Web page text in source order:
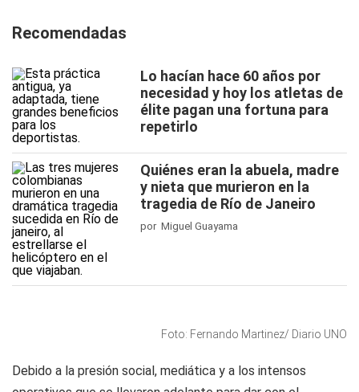
Recomendadas
Lo hacían hace 60 años por
necesidad y hoy los atletas de
élite pagan una fortuna para
repetirlo
Quiénes eran la abuela, madre
y nieta que murieron en la
tragedia de Río de Janeiro
por Miguel Guayama
Foto: Fernando Martinez/ Diario UNO
Debido a la presión social, mediática y a los intensos